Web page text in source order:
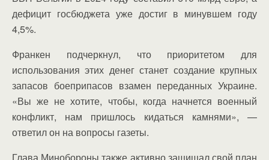
дефицит госбюджета уже достиг в минувшем году
4,5%.
Франкен подчеркнул, что приоритетом для
использования этих денег станет создание крупных
запасов боеприпасов взамен переданных Украине.
«Вы же не хотите, чтобы, когда начнется военный
конфликт, нам пришлось кидаться камнями», —
ответил он на вопросы газеты.